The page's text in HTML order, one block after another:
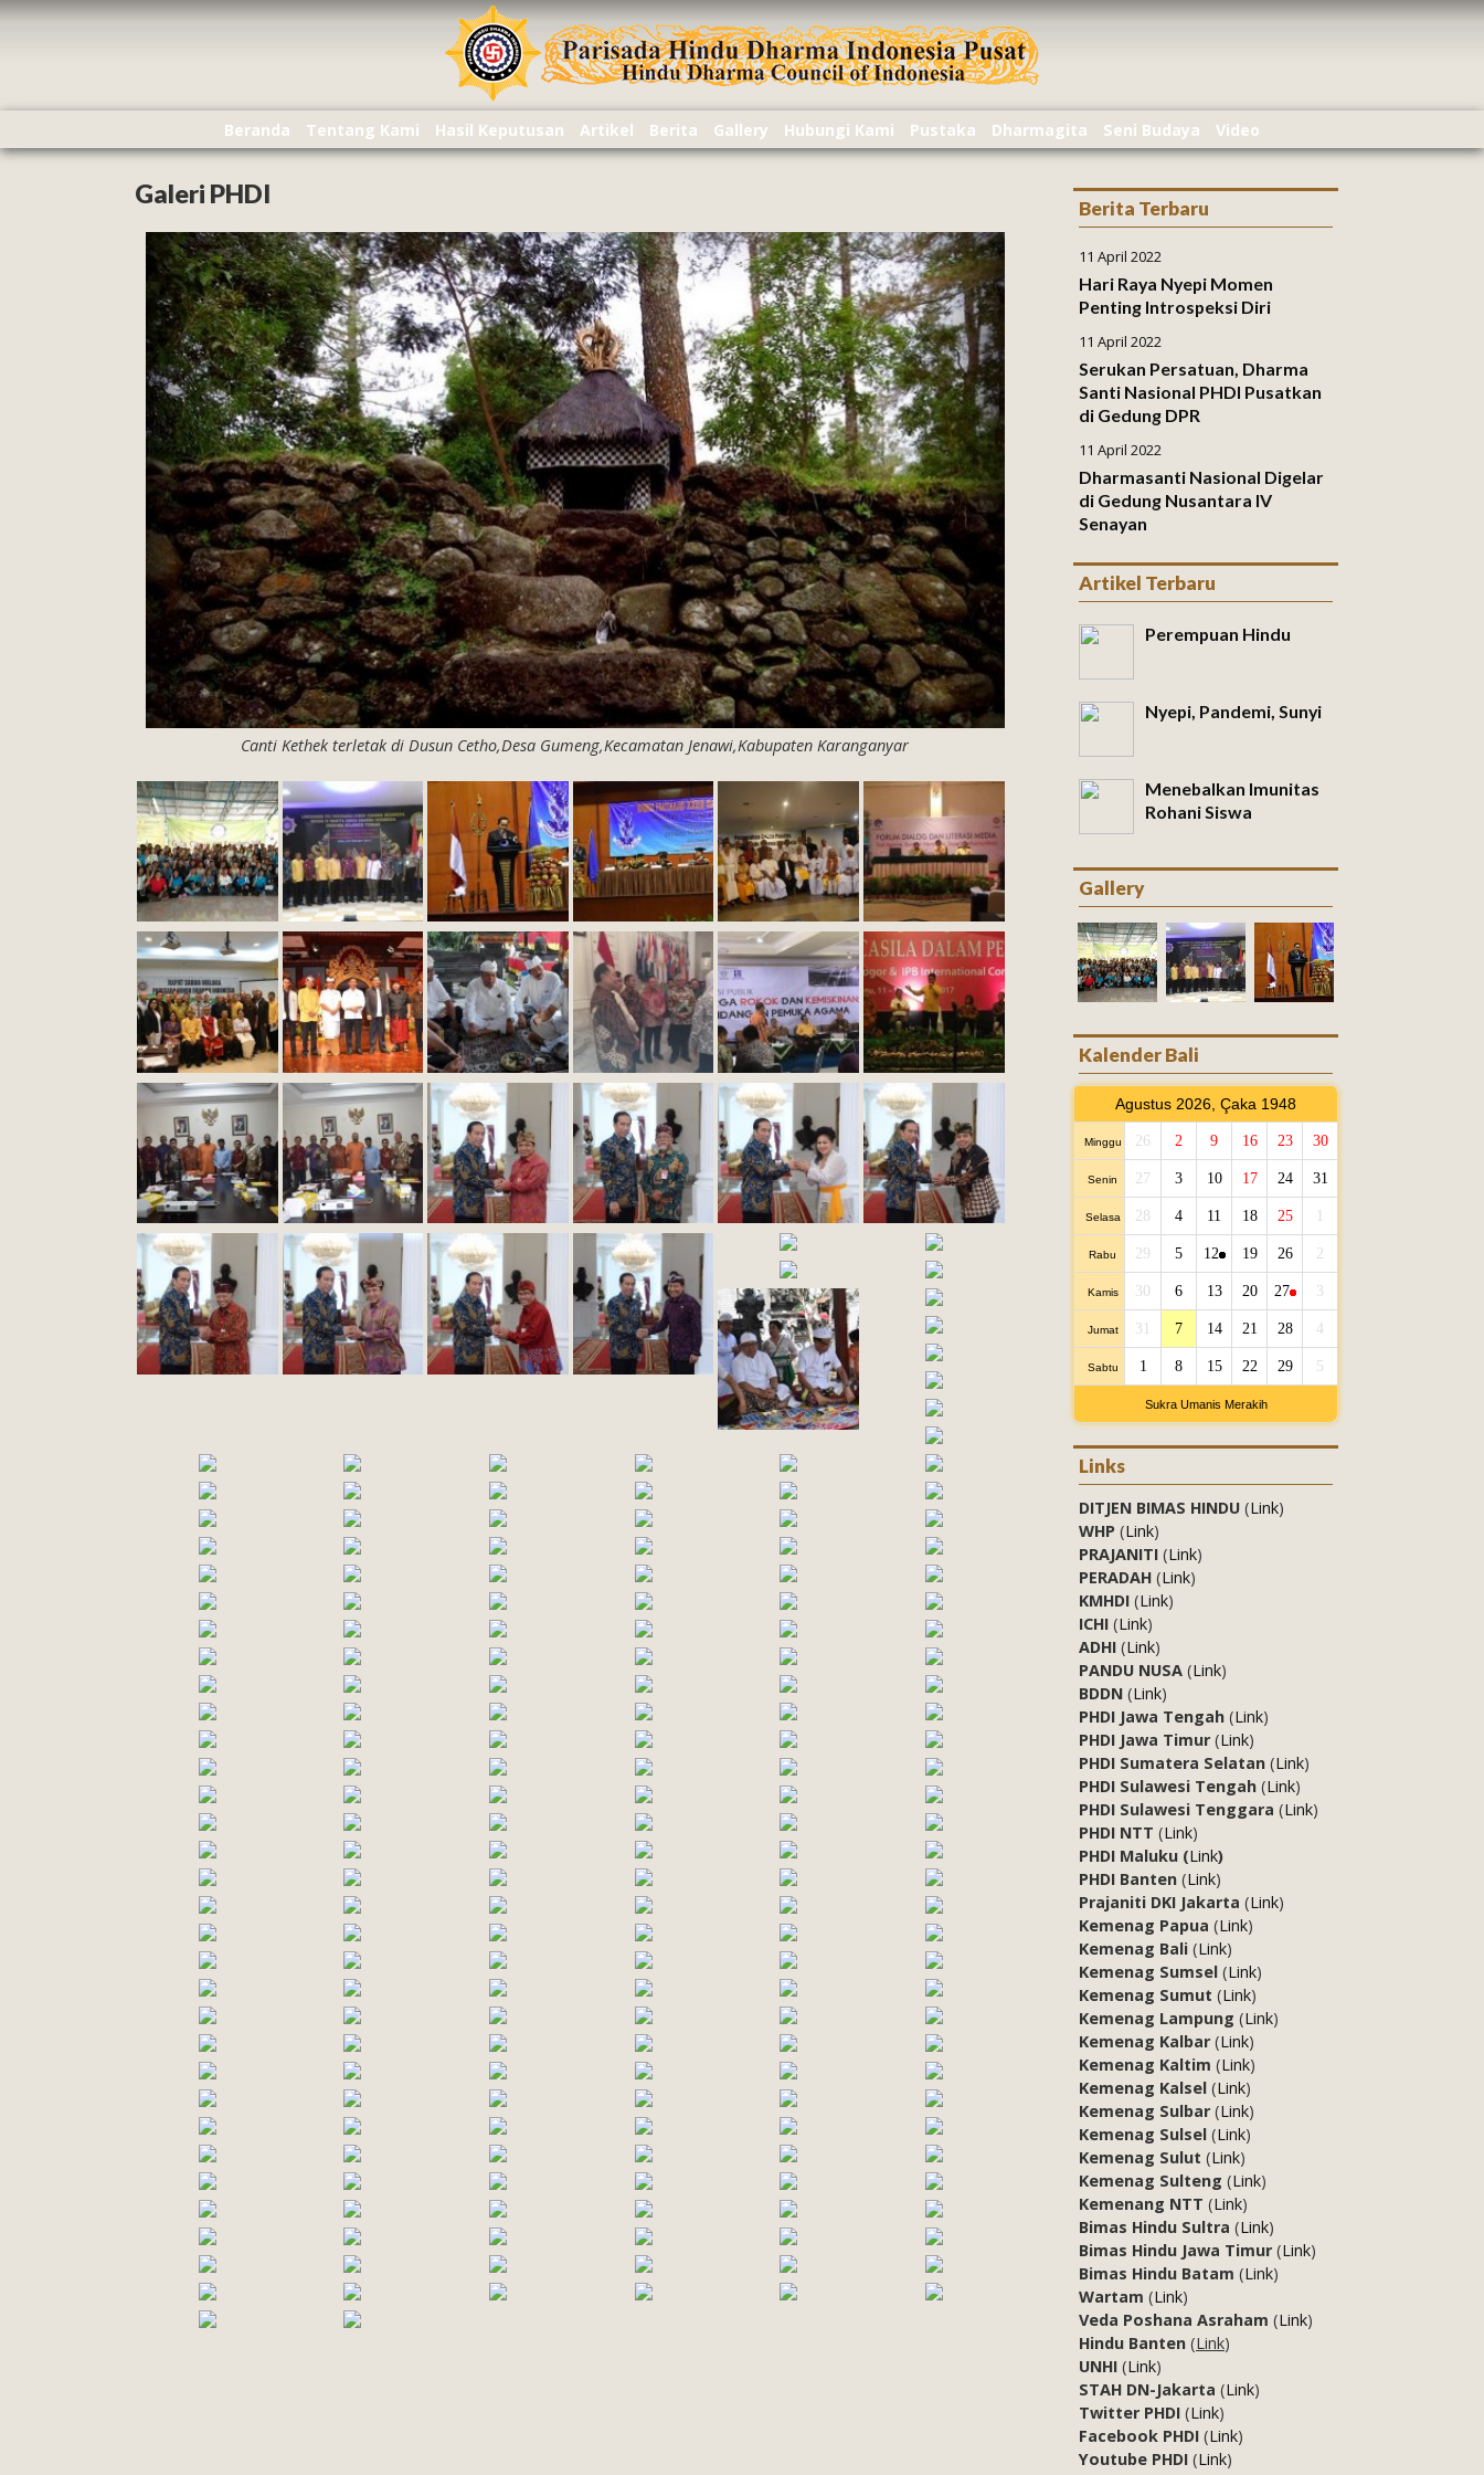
Beranda Tentang Kami Hasil Keputusan Artikel Berita Gallery Hubungi Kami Pustaka Dharmagita Seni Budaya Video
Galeri PHDI
Canti Kethek terletak di Dusun Cetho,Desa Gumeng,Kecamatan Jenawi,Kabupaten Karanganyar
Berita Terbaru
11 April 2022
Hari Raya Nyepi Momen
Penting Introspeksi Diri
11 April 2022
Serukan Persatuan, Dharma
Santi Nasional PHDI Pusatkan
di Gedung DPR
11 April 2022
Dharmasanti Nasional Digelar
di Gedung Nusantara IV
Senayan
Artikel Terbaru
Perempuan Hindu
Nyepi, Pandemi, Sunyi
Menebalkan Imunitas
Rohani Siswa
Gallery
Kalender Bali
Agustus 2026, Çaka 1948
Minggu 26 2 9 16 23 30
Senin 27 3 10 17 24 31
Selasa 28 4 11 18 25
Rabu 29 5 12 19 26 2
Kamis 30 6 13 20 27 3
Jumat 31 7 14 21 28 4
Sabtu 1 8 15 22 29 5
Sukra Umanis Merakih
Links
DITJEN BIMAS HINDU (Link)
WHP (Link)
PRAJANITI (Link)
PERADAH (Link)
KMHDI (Link)
ICHI (Link)
ADHI (Link)
PANDU NUSA (Link)
BDDN (Link)
PHDI Jawa Tengah (Link)
PHDI Jawa Timur (Link)
PHDI Sumatera Selatan (Link)
PHDI Sulawesi Tengah (Link)
PHDI Sulawesi Tenggara (Link)
PHDI NTT (Link)
PHDI Maluku (Link)
PHDI Banten (Link)
Prajaniti DKI Jakarta (Link)
Kemenag Papua (Link)
Kemenag Bali (Link)
Kemenag Sumsel (Link)
Kemenag Sumut (Link)
Kemenag Lampung (Link)
Kemenag Kalbar (Link)
Kemenag Kaltim (Link)
Kemenag Kalsel (Link)
Kemenag Sulbar (Link)
Kemenag Sulsel (Link)
Kemenag Sulut (Link)
Kemenag Sulteng (Link)
Kemenang NTT (Link)
Bimas Hindu Sultra (Link)
Bimas Hindu Jawa Timur (Link)
Bimas Hindu Batam (Link)
Wartam (Link)
Veda Poshana Asraham (Link)
Hindu Banten (Link)
UNHI (Link)
STAH DN-Jakarta (Link)
Twitter PHDI (Link)
Facebook PHDI (Link)
Youtube PHDI (Link)